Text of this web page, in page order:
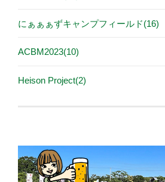
にぁぁぁずキャンプフィールド(16)
ACBM2023(10)
Heison Project(2)